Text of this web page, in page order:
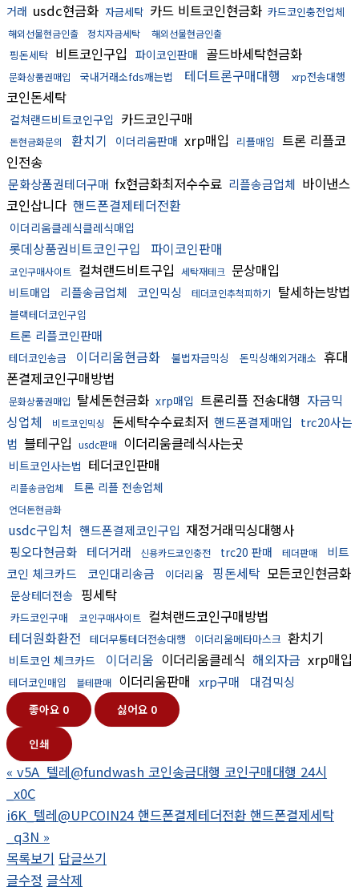
거래 usdc현금화 자금세탁 카드 비트코인현금화 카드코인충전업체
해외선물현금인출 정치자금세탁 해외선물현금인출
핑돈세탁 비트코인구입 파이코인판매 골드바세탁현금화
문화상품권매입 국내거래소fds깨는법 테더트론구매대행 xrp전송대행
코인돈세탁
컬쳐랜드비트코인구입 카드코인구매
돈현금화문의 환치기 이더리움판매 xrp매입 리플매입 트론 리플코
인전송
문화상품권테더구매 fx현금화최저수수료 리플송금업체 바이낸스
코인삽니다 핸드폰결제테더전환
이더리움클레식클레식매입
롯데상품권비트코인구입 파이코인판매
코인구매사이트 컬쳐랜드비트구입 세탁재테크 문상매입
비트매입 리플송금업체 코인믹싱 테더코인추척피하기 탈세하는방법
블랙테더코인구입
트론 리플코인판매
테더코인송금 이더리움현금화 불법자금믹싱 돈믹싱해외거래소 휴대
폰결제코인구매방법
문화상품권매입 탈세돈현금화 xrp매입 트론리플 전송대행 자금믹
싱업체
비트코인믹싱 돈세탁수수료최저 핸드폰결제매입
trc20사는
법 블테구입 usdc판매 이더리움클레식사는곳
비트코인사는법 테더코인판매
리플송금업체 트론 리플 전송업체
언더돈현금화
usdc구입처 핸드폰결제코인구입 재정거래믹싱대행사
핑오다현금화 테더거래 신용카드코인충전 trc20 판매 테더판매
비트
코인 체크카드
코인대리송금 이더리움 핑돈세탁 모든코인현금화
문상테더전송 핑세탁
카드코인구매 코인구매사이트 컬쳐랜드코인구매방법
테더원화환전
테더무통테더전송대행 이더리움메타마스크 환치기
비트코인 체크카드 이더리움 이더리움클레식 해외자금 xrp매입
테더코인매입 블테판매 이더리움판매 xrp구매 대검믹싱
좋아요 0 싫어요 0
인쇄
« v5A_텔레@fundwash 코인송금대행 코인구매대행 24시
_x0C
i6K_텔레@UPCOIN24 핸드폰결제테더전환 핸드폰결제세탁
_q3N »
목록보기 답글쓰기
글수정 글삭제